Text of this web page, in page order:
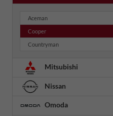
Aceman
Cooper
Countryman
Mitsubishi
Nissan
Omoda